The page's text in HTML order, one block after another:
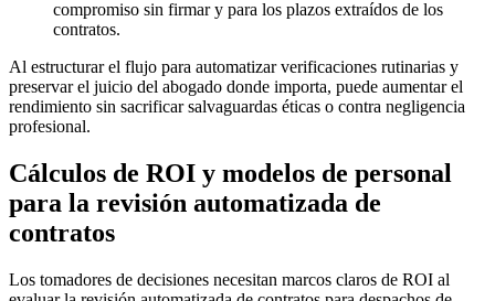
compromiso sin firmar y para los plazos extraídos de los
contratos.
Al estructurar el flujo para automatizar verificaciones rutinarias y
preservar el juicio del abogado donde importa, puede aumentar el
rendimiento sin sacrificar salvaguardas éticas o contra negligencia
profesional.
Cálculos de ROI y modelos de personal
para la revisión automatizada de
contratos
Los tomadores de decisiones necesitan marcos claros de ROI al